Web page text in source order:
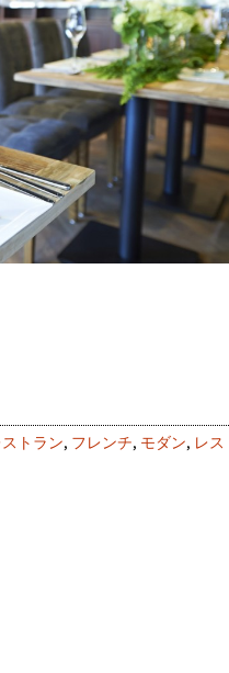
トラン, フレンチ, モダン, レス